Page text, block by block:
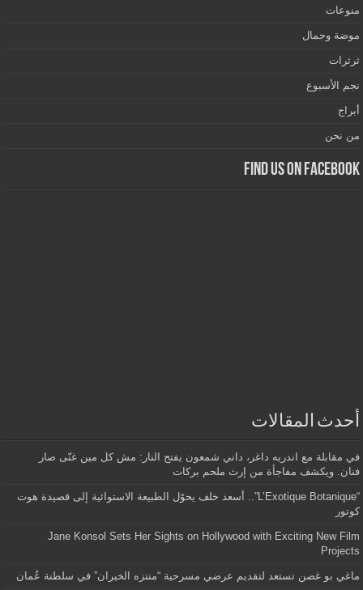
منوعات
موضة وجمال
ثرثرات
نجم الأسبوع
أبراج
من نحن
Find us on Facebook
أحدث المقالات
في مقابلة مع اندريه داغر، داني شمعون يفتح النار: مش كل مين غنّى صار
فنان. ويكشف مفاجأة من إرث ملحم بركات
“L’Exotique Botanique”.. أسعد خلف يحوّل الطبيعة الاستوائية إلى قصيدة هوت
كوتور
Jane Konsol Sets Her Sights on Hollywood with Exciting New Film
Projects
ماغي بو غصن تستعد لتقديم عرضي مسرحية “منتزه الخيران” في سلطنة عُمان